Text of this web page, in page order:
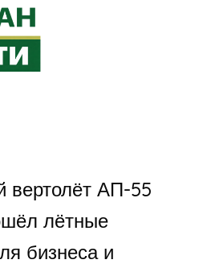
вертолёт АП-55
лётные
бизнеса и